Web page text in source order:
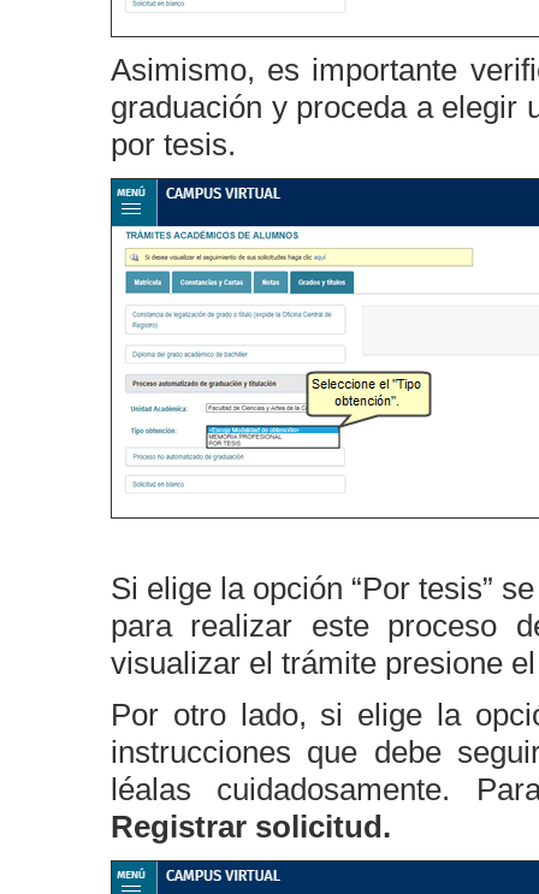
Asimismo, es importante
graduación y proceda a elegir
por tesis.
Si elige la opción “Por tesis”
para realizar este proceso
visualizar el trámite presione
Por otro lado, si elige la
instrucciones que debe
léalas cuidadosamente.
Registrar solicitud.